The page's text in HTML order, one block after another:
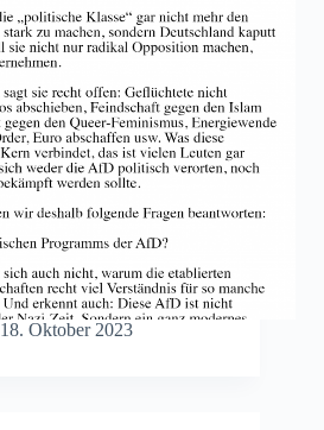
18. Oktober 2023